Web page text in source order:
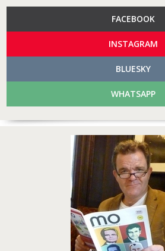
FACEBOOK
INSTAGRAM
BLUESKY
WHATSAPP